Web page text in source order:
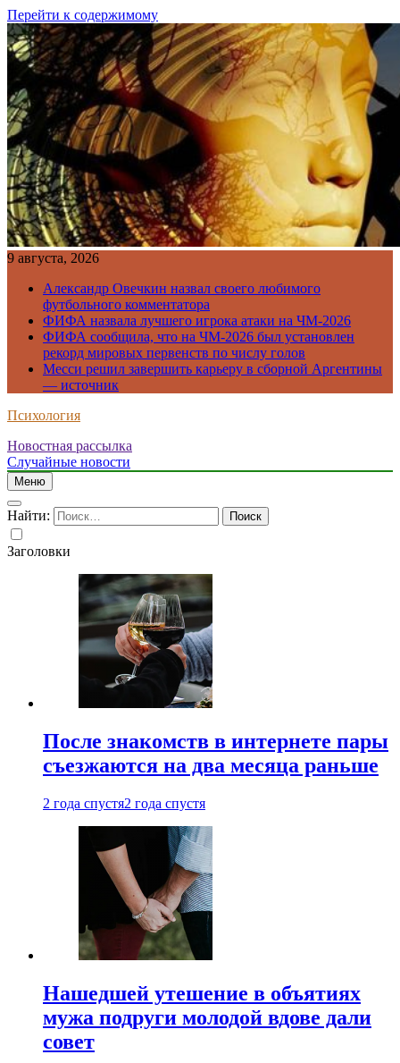
Перейти к содержимому
9 августа, 2026
Александр Овечкин назвал своего любимого
футбольного комментатора
ФИФА назвала лучшего игрока атаки на ЧМ-2026
ФИФА сообщила, что на ЧМ-2026 был установлен
рекорд мировых первенств по числу голов
Месси решил завершить карьеру в сборной Аргентины
— источник
Психология
Новостная рассылка
Случайные новости
Меню
Найти:
Заголовки
После знакомств в интернете пары
съезжаются на два месяца раньше
2 года спустя2 года спустя
Нашедшей утешение в объятиях
мужа подруги молодой вдове дали
совет